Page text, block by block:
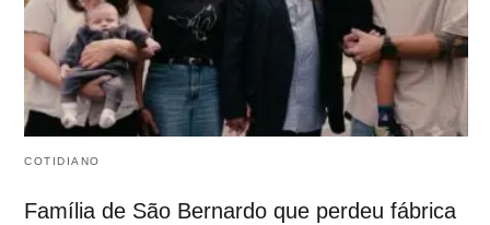
COTIDIANO
Família de São Bernardo que perdeu fábrica